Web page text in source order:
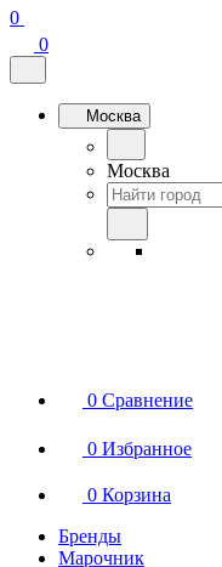
0
0
Москва
Москва
0 Сравнение
0 Избранное
0 Корзина
Бренды
Марочник